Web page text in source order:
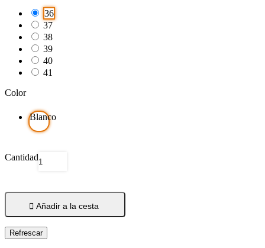
36
37
38
39
40
41
Color
Blanco
Cantidad
 Añadir a la cesta